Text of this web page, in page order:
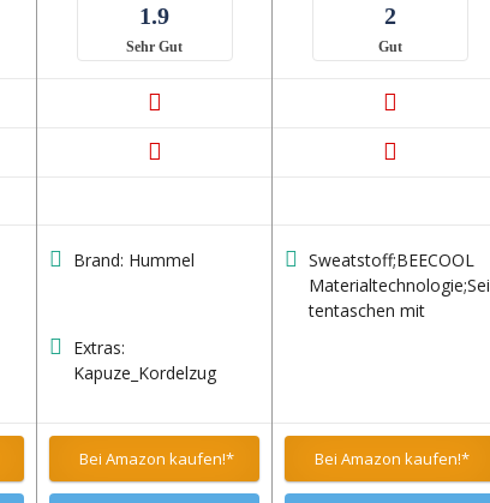
1.9
Sehr Gut
2
Gut
Brand: Hummel
Extras:
Kapuze_Kordelzug
Sweatstoff;BEECOOL
Materialtechnologie;Sei
tentaschen mit
Bündchen
Bei Amazon kaufen!* Bei Amazon kaufen!*